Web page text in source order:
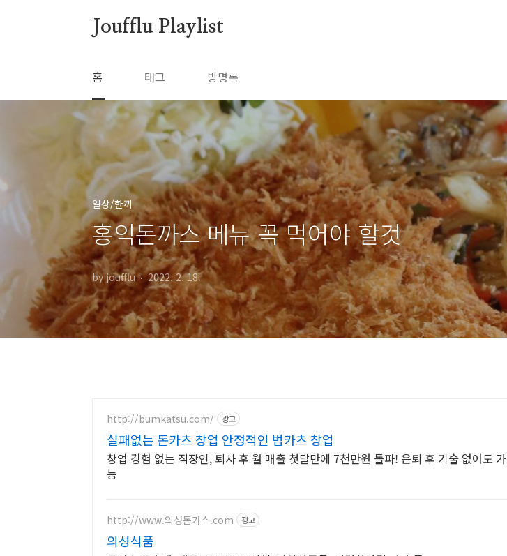
Joufflu Playlist
홈 태그 방명록
일상/한끼
홍익돈까스 메뉴 꼭 먹어야 할것
by joufflu 2022. 2. 18.
http://bumkatsu.com/ 광고
실패없는 돈카츠 창업 안정적인 범카츠 창업
창업 경험 없는 직장인, 퇴사 후 월 매출 첫달만에 7천만원 돌파! 은퇴 후 기술 없어도 가
능
http://www.의성돈가스.com 광고
의성식품